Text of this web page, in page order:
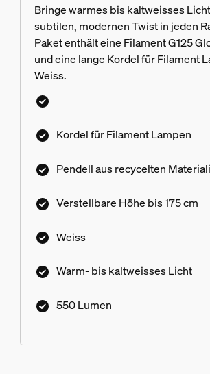
Bringe warmes bis kaltweisses
subtilen, modernen Twist in jeden
Paket enthält eine Filament G125
und eine lange Kordel für Filament
Weiss.
Kordel für Filament Lampen
Pendell aus recycelten
Verstellbare Höhe bis 175 cm
Weiss
Warm- bis kaltweisses Licht
550 Lumen